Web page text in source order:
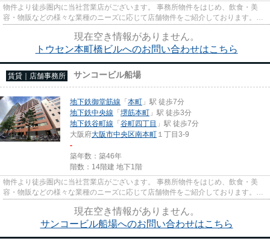
物件より徒歩圏内に当社営業店がございます。 事務所物件をはじめ、飲食・美
容・物販などの様々な業種のニーズに応じて店舗物件をご紹介しております。
尚、弊社ではおとり広告は一切...
現在空き情報がありません。
トウセン本町橋ビルへのお問い合わせはこちら
賃貸｜店舗事務所 サンコービル船場
地下鉄御堂筋線 「本町 」駅 徒歩7分
地下鉄中央線 「堺筋本町 」駅 徒歩3分
地下鉄谷町線 「谷町四丁目 」駅 徒歩7分
大阪府大阪市中央区南本町 １丁目3-9
-
築年数：築46年
階数：14階建 地下1階
物件より徒歩圏内に当社営業店がございます。 事務所物件をはじめ、飲食・美
容・物販などの様々な業種のニーズに応じて店舗物件をご紹介しております。
尚、弊社ではおとり広告は一切...
現在空き情報がありません。
サンコービル船場へのお問い合わせはこちら